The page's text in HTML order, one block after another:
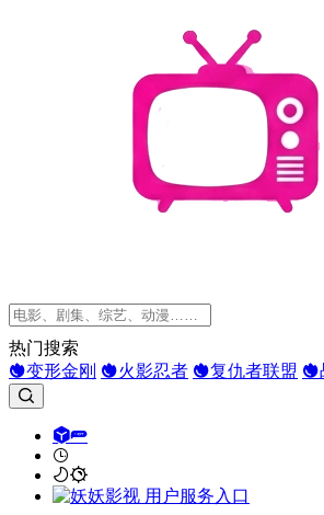
热门搜索
变形金刚
火影忍者 复仇者联盟